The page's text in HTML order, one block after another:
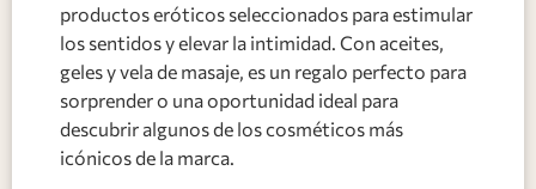
productos eróticos seleccionados para estimular
los sentidos y elevar la intimidad. Con aceites,
geles y vela de masaje, es un regalo perfecto para
sorprender o una oportunidad ideal para
descubrir algunos de los cosméticos más
icónicos de la marca.